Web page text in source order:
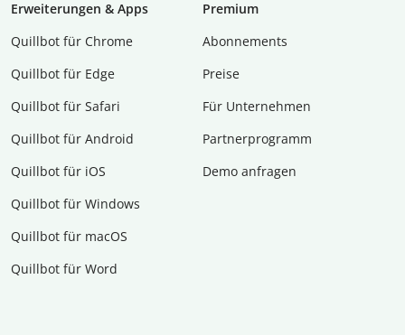
Erweiterungen & Apps
Quillbot für Chrome
Quillbot für Edge
Quillbot für Safari
Quillbot für Android
Quillbot für iOS
Quillbot für Windows
Quillbot für macOS
Quillbot für Word
Premium
Abon­ne­ments
Preise
Für Unternehmen
Partnerprogramm
Demo anfragen